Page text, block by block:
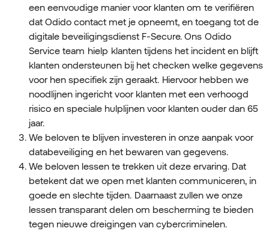
een eenvoudige manier voor klanten om te verifiëren
dat Odido contact met je opneemt, en toegang tot de
digitale beveiligingsdienst F‑Secure. Ons Odido
Service team hielp klanten tijdens het incident en blijft
klanten ondersteunen bij het checken welke gegevens
voor hen specifiek zijn geraakt. Hiervoor hebben we
noodlijnen ingericht voor klanten met een verhoogd
risico en speciale hulplijnen voor klanten ouder dan 65
jaar.
We beloven te blijven investeren in onze aanpak voor
databeveiliging en het bewaren van gegevens.
We beloven lessen te trekken uit deze ervaring. Dat
betekent dat we open met klanten communiceren, in
goede en slechte tijden. Daarnaast zullen we onze
lessen transparant delen om bescherming te bieden
tegen nieuwe dreigingen van cybercriminelen.